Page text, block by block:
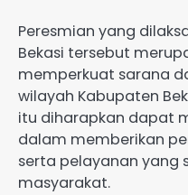
Peresmian yang
Bekasi tersebut
memperkuat sarana
wilayah Kabupaten
itu diharapkan dapat
dalam memberikan
serta pelayanan yang
masyarakat.